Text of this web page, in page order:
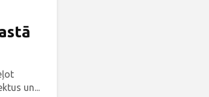
un...